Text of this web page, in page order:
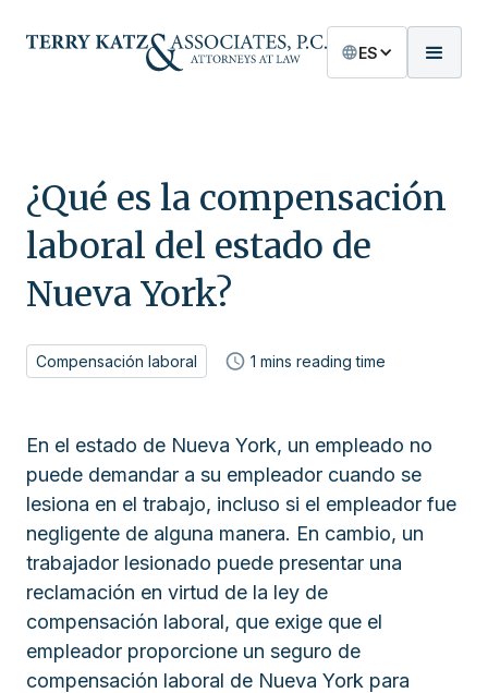
ES
¿Qué es la compensación
laboral del estado de
Nueva York?
Compensación laboral 1 mins reading time
En el estado de Nueva York, un empleado no
puede demandar a su empleador cuando se
lesiona en el trabajo, incluso si el empleador fue
negligente de alguna manera. En cambio, un
trabajador lesionado puede presentar una
reclamación en virtud de la ley de
compensación laboral, que exige que el
empleador proporcione un seguro de
compensación laboral de Nueva York para